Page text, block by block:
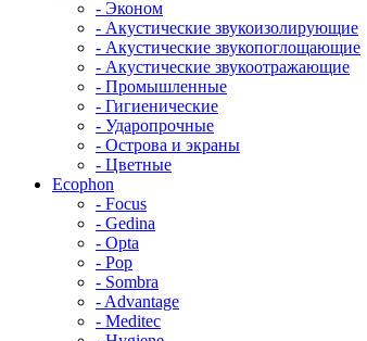
- Эконом
- Акустические звукоизолирующие
- Акустические звукопоглощающие
- Акустические звукоотражающие
- Промышленные
- Гигиенические
- Ударопрочные
- Острова и экраны
- Цветные
Ecophon
- Focus
- Gedina
- Opta
- Pop
- Sombra
- Advantage
- Meditec